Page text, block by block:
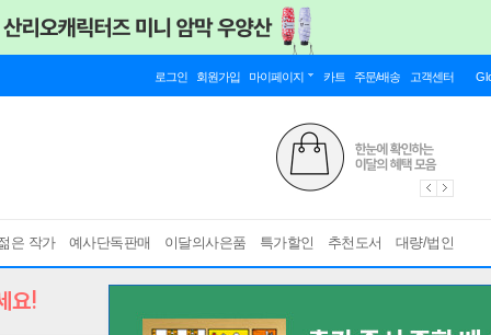
로그인 회원가입 마이페이지 카트 주문/배송 고객센터
은 작가 예사단독판매 이달의사은품 특가할인 추천도서 대량/법인
요!